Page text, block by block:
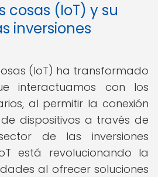
cosas (IoT) y su
inversiones
(IoT) ha transformado
interactuamos con los
al permitir la conexión
dispositivos a través de
de las inversiones
está revolucionando la
al ofrecer soluciones